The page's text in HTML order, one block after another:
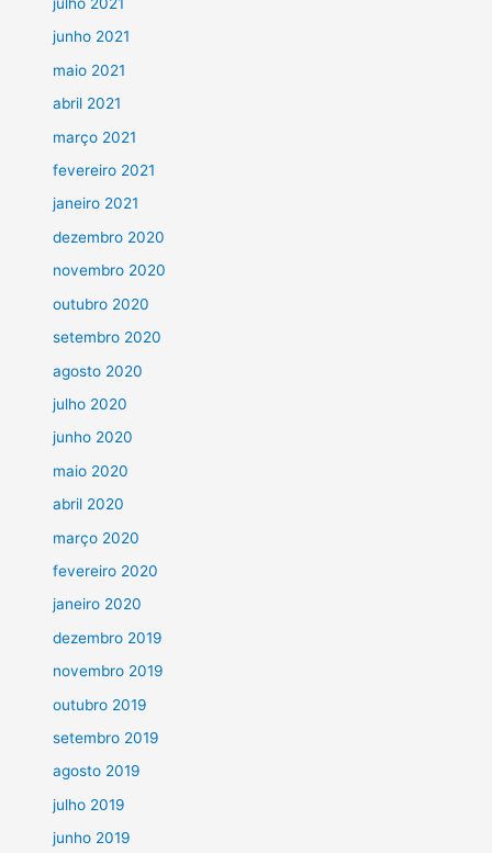
junho 2021
maio 2021
abril 2021
março 2021
fevereiro 2021
janeiro 2021
dezembro 2020
novembro 2020
outubro 2020
setembro 2020
agosto 2020
julho 2020
junho 2020
maio 2020
abril 2020
março 2020
fevereiro 2020
janeiro 2020
dezembro 2019
novembro 2019
outubro 2019
setembro 2019
agosto 2019
julho 2019
junho 2019